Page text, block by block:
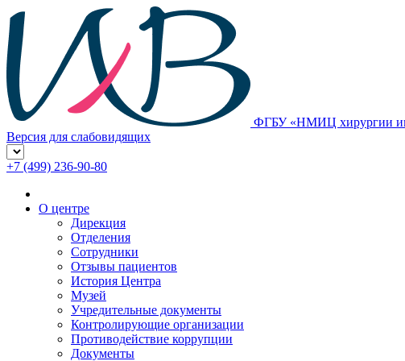
ФГБУ «НМИЦ хирургии
Версия для слабовидящих
+7 (499) 236-90-80
О центре
Дирекция
Отделения
Сотрудники
Отзывы пациентов
История Центра
Музей
Учредительные документы
Контролирующие организации
Противодействие коррупции
Документы